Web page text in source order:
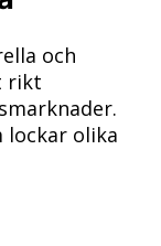
och
rikt
lockar olika